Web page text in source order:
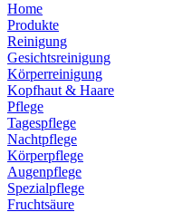
Home
Produkte
Reinigung
Gesichtsreinigung
Körperreinigung
Kopfhaut & Haare
Pflege
Tagespflege
Nachtpflege
Körperpflege
Augenpflege
Spezialpflege
Fruchtsäure